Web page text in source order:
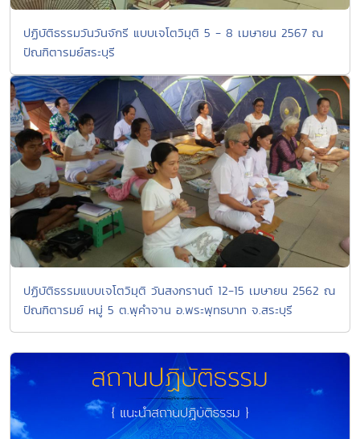
ปฏิบัติธรรมวันวันจักรี แบบเจโตวิมุติ 5 - 8 เมษายน 2567 ณ
ปัณฑิตารมย์สระบุรี
ปฏิบัติธรรมแบบเจโตวิมุติ วันสงกรานต์ 12-15 เมษายน 2562 ณ
ปัณฑิตารมย์ หมู่ 5 ต.พุคำจาน อ.พระพุทธบาท จ.สระบุรี